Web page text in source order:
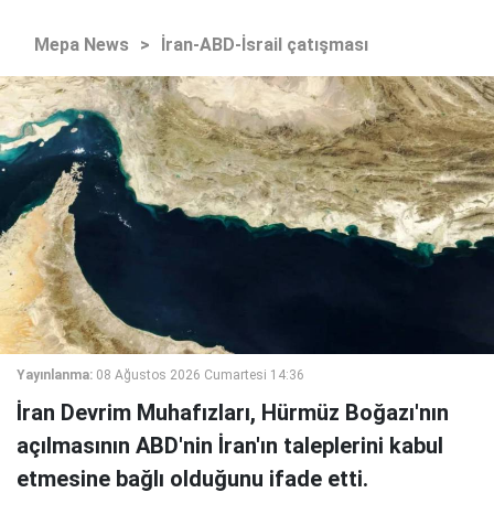
Mepa News > İran-ABD-İsrail çatışması
Yayınlanma: 08 Ağustos 2026 Cumartesi 14:36
İran Devrim Muhafızları, Hürmüz Boğazı'nın
açılmasının ABD'nin İran'ın taleplerini kabul
etmesine bağlı olduğunu ifade etti.